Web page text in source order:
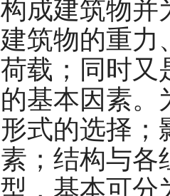
成建筑物
筑物的重
载；同时
基本因素
式的选择
；结构与
，基本可